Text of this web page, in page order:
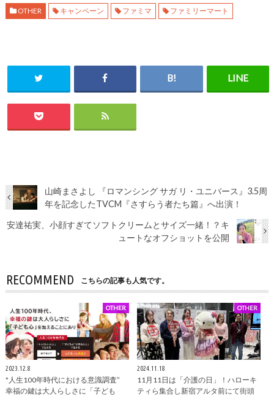
OTHER キャンペーン ファミマ ファミリーマート
山崎まさよし 『ロマンシング サガ リ・ユニバース』3.5周
年を記念したTVCM『さすらう者たち篇』へ出演！
安達祐実、小顔すぎてソフトクリームとサイズ一緒！？キ
ュートなオフショットを公開
RECOMMEND こちらの記事も人気です。
OTHER
2023.12.8
"人生100年時代における意識調査”
幸福の鍵は大人らしさに「子ども
OTHER
2024.11.18
11月11日は「介護の日」！ハローキ
ティら集合し新宿アルタ前にて街頭